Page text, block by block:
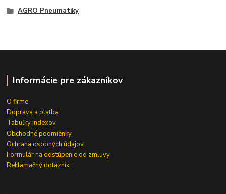
AGRO Pneumatiky
Informácie pre zákazníkov
O firme
Doprava a platba
Tabuľky indexov
Obchodné podmienky
Ochrana osobných údajov
Formulár na odstúpenie od zmluvy
Reklamačný dotazník